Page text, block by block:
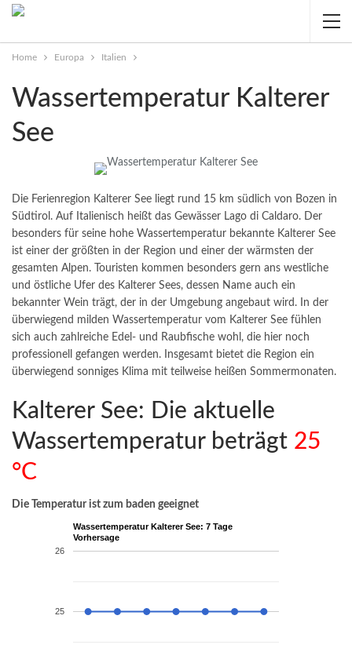
Home Europa Italien
Wassertemperatur Kalterer
See
Die Ferienregion Kalterer See liegt rund 15 km südlich von Bozen in
Südtirol. Auf Italienisch heißt das Gewässer Lago di Caldaro. Der
besonders für seine hohe Wassertemperatur bekannte Kalterer See
ist einer der größten in der Region und einer der wärmsten der
gesamten Alpen.
Touristen kommen besonders gern ans westliche
und östliche Ufer des Kalterer Sees, dessen Name auch ein
bekannter Wein trägt, der in der Umgebung angebaut wird. In der
überwiegend milden Wassertemperatur vom Kalterer See fühlen
sich auch zahlreiche Edel- und Raubfische wohl, die hier noch
professionell gefangen werden. Insgesamt bietet die Region ein
überwiegend sonniges Klima mit teilweise heißen Sommermonaten.
Kalterer See: Die aktuelle
Wassertemperatur beträgt 25
°C
Die Temperatur ist zum baden geeignet
Wassertemperatur Kalterer See: 7 Tage
Vorhersage
25
26